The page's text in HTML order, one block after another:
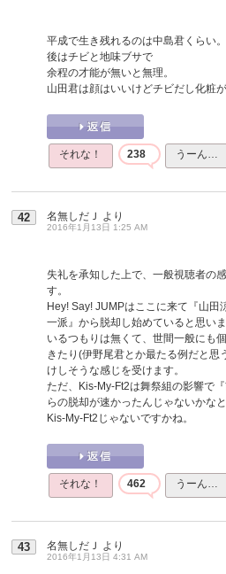
平成で生き残れるのは中島君くらい。
後はチビと地味ブサで
余程の才能が無いと無理。
山田君は顔はいいけどチビだし化粧
それな！ 238 うーん…
42 名無しだＪ より
2016年1月13日 1:25 AM
失礼を承知した上で、一般視聴者の
す。
Hey! Say! JUMPはここに来て『山田
一派』から脱却し始めていると思い
いるつもりは無くて、世間一般にも
きたり(伊野尾君とか最たる例だと思
けしそうな感じを受けます。
ただ、Kis-My-Ft2は舞祭組の影響で
らの脱却が速かったんじゃないかな
Kis-My-Ft2じゃないですかね。
それな！ 462 うーん…
43 名無しだＪ より
2016年1月13日 4:31 AM